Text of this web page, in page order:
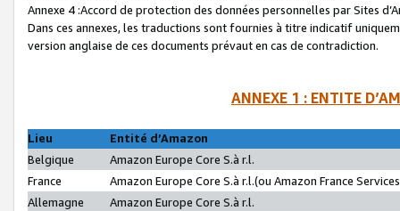
Annexe 4 :Accord de protection des données personnelles par Sites
Dans ces annexes, les traductions sont fournies à titre indicatif
version anglaise de ces documents prévaut en cas de contradiction.
ANNEXE 1 : ENTITE
Lieu
Entité d’Amazon
Belgique
Amazon Europe Core S.à r.l.
France
Amazon Europe Core S.à r.l.(ou Amazon France
Allemagne
Amazon Europe Core S.à r.l.